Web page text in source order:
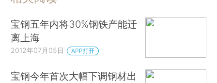
宝钢五年内将30%钢铁产能迁
离上海
2012年07月05日 APP打开
宝钢今年首次大幅下调钢材出